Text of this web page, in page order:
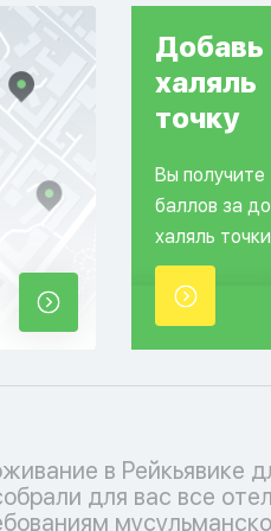
Добавь
халяль
точку
Вы получите
баллов за
халяль
в Рейкьявике
для вас все
залами.
прямо сейчас на
наслаждайтесь